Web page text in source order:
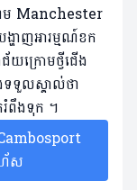
ម Manchester
ាញអារម្មណ៍ខក
យក្រោមថ្វីជើង
ទួលស្គាល់ថា
រំពឹងទុក ។
ហ័ស